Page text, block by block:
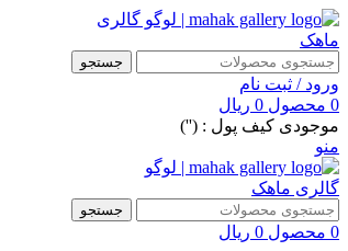
جستجو
ورود / ثبت نام
0 محصول 0 ریال
موجودی کیف پول : ('')
منو
جستجو
0 محصول 0 ریال